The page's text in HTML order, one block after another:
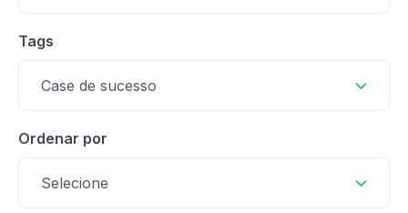
Tags
Case de sucesso
Ordenar por
Selecione